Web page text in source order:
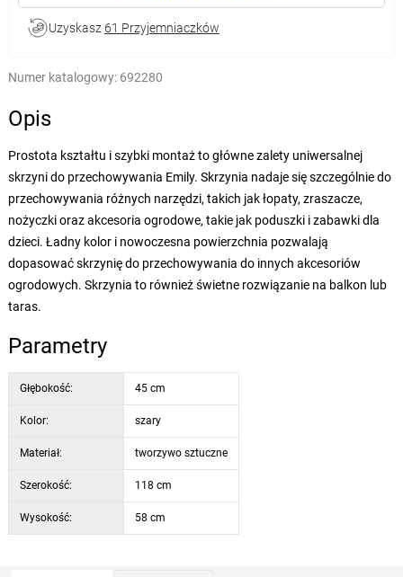
Uzyskasz 61 Przyjemniaczków
Numer katalogowy: 692280
Opis
Prostota kształtu i szybki montaż to główne zalety uniwersalnej
skrzyni do przechowywania Emily. Skrzynia nadaje się szczególnie do
przechowywania różnych narzędzi, takich jak łopaty, zraszacze,
nożyczki oraz akcesoria ogrodowe, takie jak poduszki i zabawki dla
dzieci. Ładny kolor i nowoczesna powierzchnia pozwalają
dopasować skrzynię do przechowywania do innych akcesoriów
ogrodowych. Skrzynia to również świetne rozwiązanie na balkon lub
taras.
Parametry
Głębokość: 45 cm
Kolor: szary
Materiał: tworzywo sztuczne
Szerokość: 118 cm
Wysokość: 58 cm